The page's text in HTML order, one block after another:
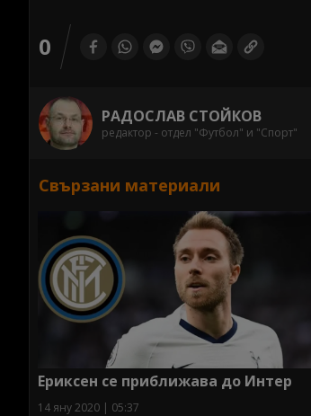
0
РАДОСЛАВ СТОЙКОВ
редактор - отдел "Футбол" и "Спорт"
Свързани материали
Ериксен се приближава до Интер
14 яну 2020 | 05:37